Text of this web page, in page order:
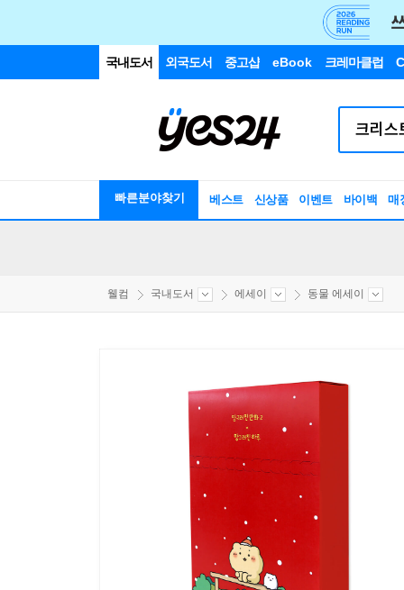
국내도서 외국도서 중고샵 eBook 크레마클럽
빠른분야찾기 베스트 신상품 이벤트 바이백 매
웰컴 국내도서 에세이 동물 에세이